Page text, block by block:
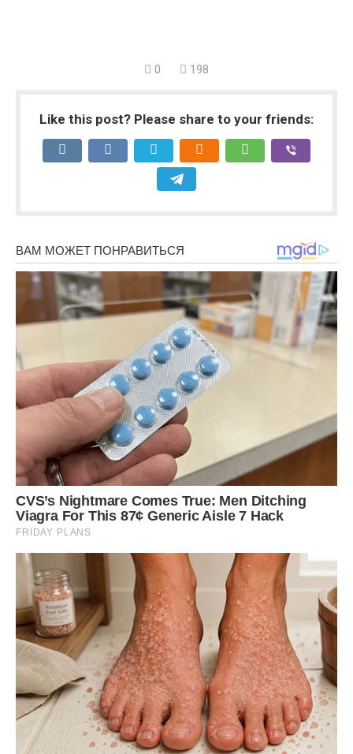
0 198
Like this post? Please share to your friends: